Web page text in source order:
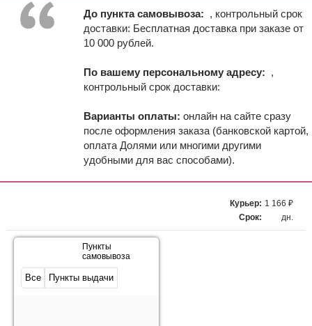
До пункта самовывоза: , контрольный срок
доставки: Бесплатная доставка при заказе от
10 000 рублей.
По вашему персональному адресу: ,
контрольный срок доставки:
Варианты оплаты: онлайн на сайте сразу
после оформления заказа (банковской картой,
оплата Долями или многими другими
удобными для вас способами).
Курьер:
Срок:
1 166 ₽
дн.
Пункты
самовывоза
Все Пункты выдачи